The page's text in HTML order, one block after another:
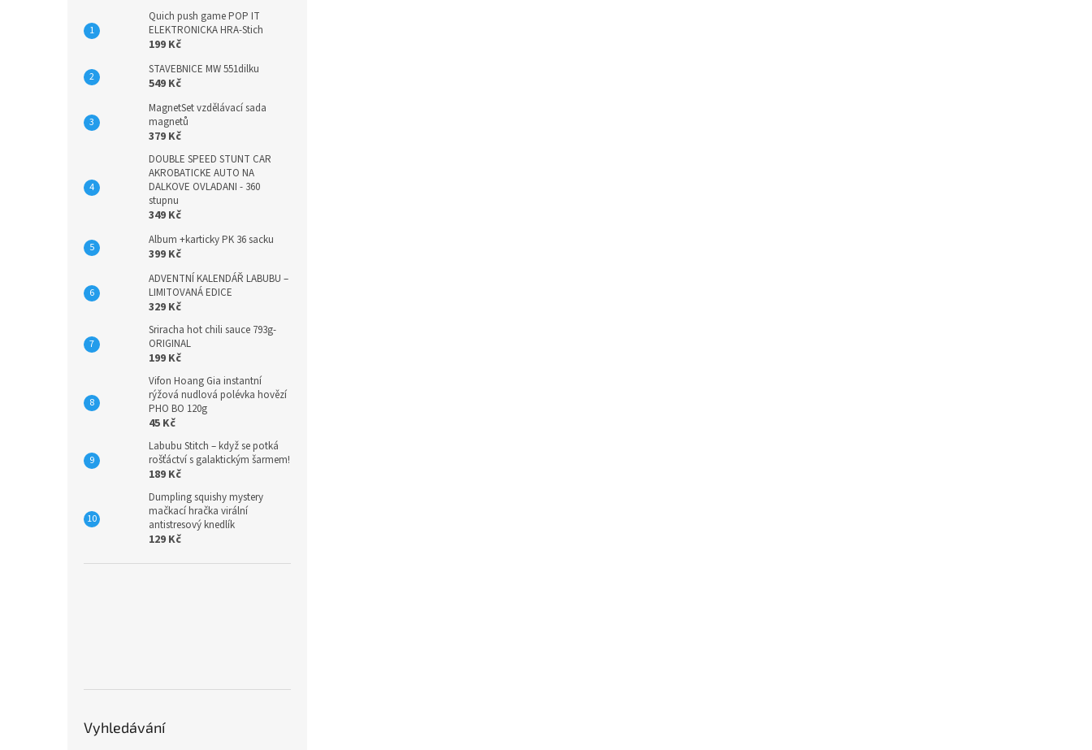
Quich push game POP IT
ELEKTRONICKA HRA-Stich
199 Kč
STAVEBNICE MW 551dilku
549 Kč
MagnetSet vzdělávací sada
magnetů
379 Kč
DOUBLE SPEED STUNT CAR
AKROBATICKE AUTO NA
DALKOVE OVLADANI - 360
stupnu
349 Kč
Album +karticky PK 36 sacku
399 Kč
ADVENTNÍ KALENDÁŘ LABUBU –
LIMITOVANÁ EDICE
329 Kč
Sriracha hot chili sauce 793g-
ORIGINAL
199 Kč
Vifon Hoang Gia instantní
rýžová nudlová polévka hovězí
PHO BO 120g
45 Kč
Labubu Stitch – když se potká
rošťáctví s galaktickým šarmem!
189 Kč
Dumpling squishy mystery
mačkací hračka virální
antistresový knedlík
129 Kč
Vyhledávání